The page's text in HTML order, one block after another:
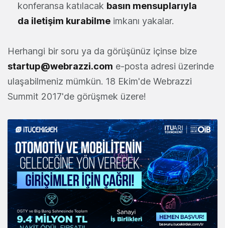
konferansa katılacak basın mensuplarıyla
da iletişim kurabilme imkanı yakalar.
Herhangi bir soru ya da görüşünüz içinse bize
startup@webrazzi.com e-posta adresi üzerinde
ulaşabilmeniz mümkün. 18 Ekim'de Webrazzi
Summit 2017'de görüşmek üzere!